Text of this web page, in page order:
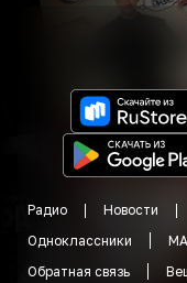
Радио Новости
Одноклассники
Обратная связь